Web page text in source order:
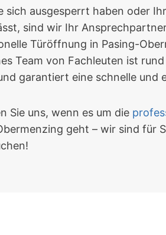
sich ausgesperrt haben oder
sind wir Ihr
Türöffnung in Pasing-
Team von Fachleuten ist
garantiert eine schnelle und
Sie uns, wenn es um die
geht – wir sind für